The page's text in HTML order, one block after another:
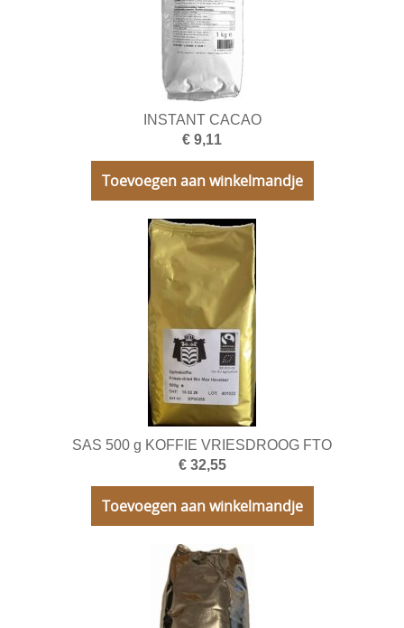
Instant producten Vending
Horeca Toestellen
INSTANT CACAO
€ 9,11
Toevoegen aan winkelmandje
SAS 500 g KOFFIE VRIESDROOG FTO
€ 32,55
Toevoegen aan winkelmandje